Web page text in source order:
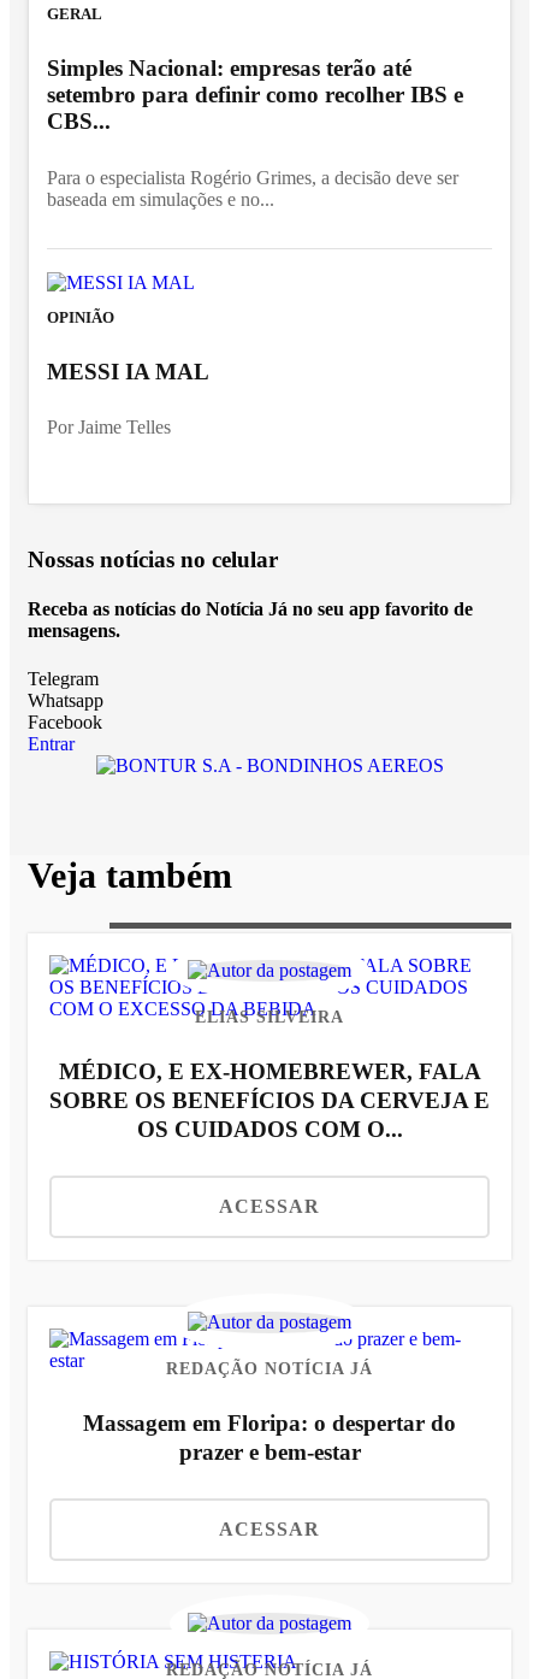
GERAL
Simples Nacional: empresas terão até
setembro para definir como recolher IBS e
CBS...
Para o especialista Rogério Grimes, a decisão deve ser
baseada em simulações e no...
OPINIÃO
MESSI IA MAL
Por Jaime Telles
Nossas notícias no celular
Receba as notícias do Notícia Já no seu app favorito de
mensagens.
Telegram
Whatsapp
Facebook
Entrar
Veja também
ELIAS SILVEIRA
MÉDICO, E EX-HOMEBREWER, FALA
SOBRE OS BENEFÍCIOS DA CERVEJA E
OS CUIDADOS COM O...
ACESSAR
REDAÇÃO NOTÍCIA JÁ
Massagem em Floripa: o despertar do
prazer e bem-estar
ACESSAR
REDAÇÃO NOTÍCIA JÁ